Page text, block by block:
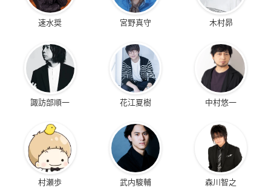
速水奨 宮野真守 木村昴
諏訪部順一 花江夏樹 中村悠一
村瀬歩 武内駿輔 森川智之